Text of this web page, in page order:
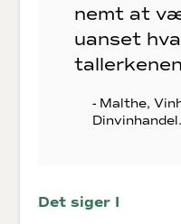
nemt at
uanset
- Malthe,
Det siger I